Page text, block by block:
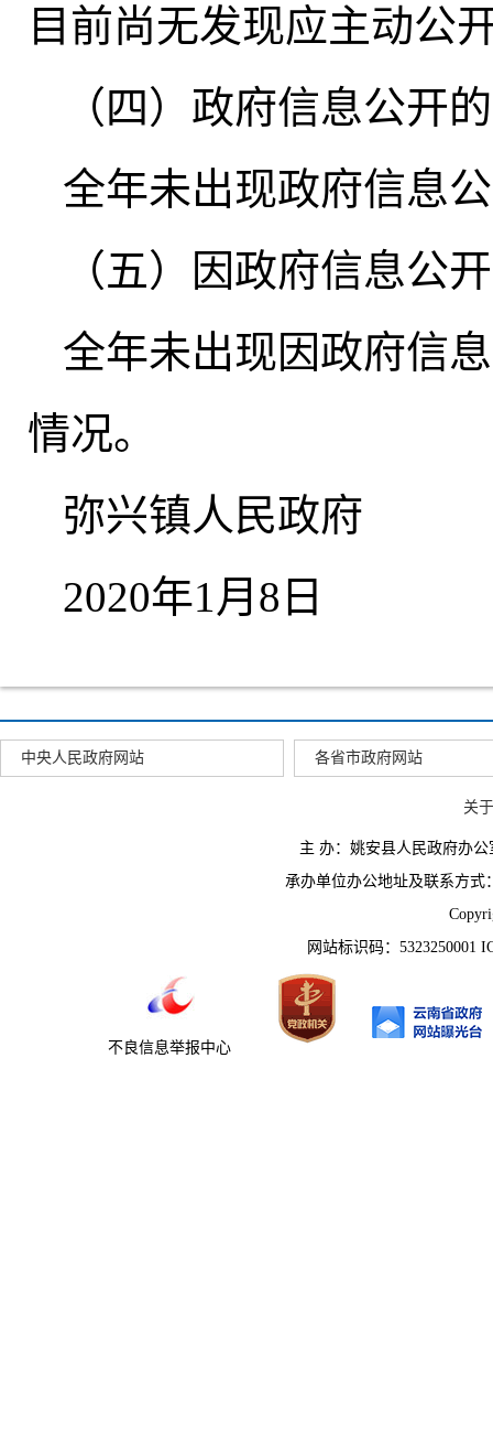
目前尚无发现应主动公
（四）政府信息公开
全年未出现政府信息
（五）因政府信息公
全年未出现因政府信
情况。
弥兴镇人民政府
2020年1月8日
中央人民政府网站 各省市政府网站
关
主 办：姚安县人民政府办
承办单位办公地址及联系方式
网站标识码：5323250001
不良信息举报中心